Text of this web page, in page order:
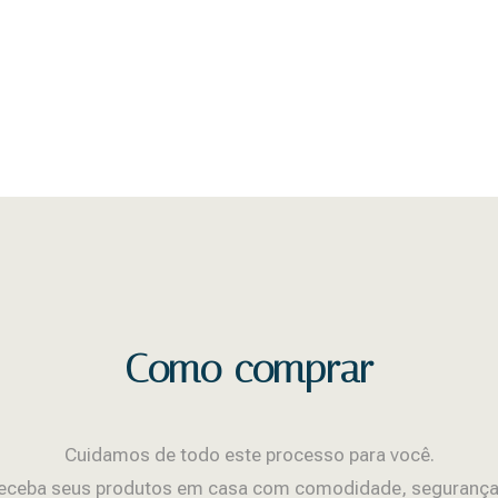
Como comprar
Cuidamos de todo este processo para você.
seus produtos em casa com comodidade,